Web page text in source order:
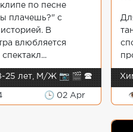
по песне
плачешь?" с
В
влюбляется
25 лет, М/Ж 📷 🎬 🕿
🕒 02 Apr